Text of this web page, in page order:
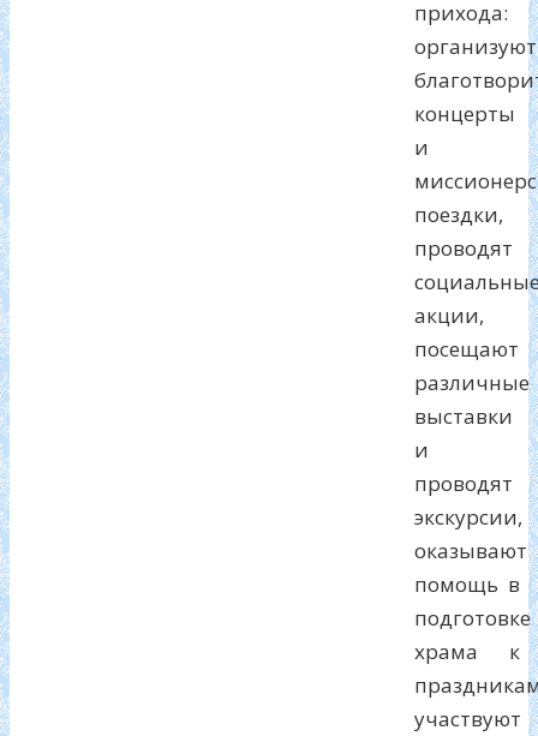
прихода:
организуют
концерты
и
поездки,
проводят
акции,
посещают
различные
выставки
и
проводят
экскурсии,
оказывают
помощь в
подготовке
храма к
участвуют